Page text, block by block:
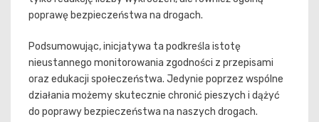
poprawę bezpieczeństwa na drogach.
Podsumowując, inicjatywa ta podkreśla istotę
nieustannego monitorowania zgodności z przepisami
oraz edukacji społeczeństwa. Jedynie poprzez wspólne
działania możemy skutecznie chronić pieszych i dążyć
do poprawy bezpieczeństwa na naszych drogach.